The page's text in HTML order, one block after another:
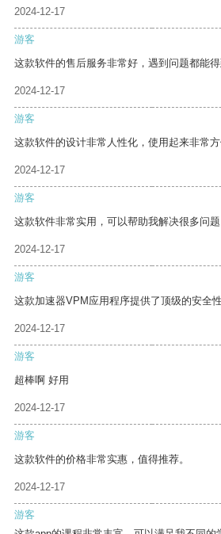
2024-12-17
游客
这款软件的售后服务非常好，遇到问题都能得
2024-12-17
游客
这款软件的设计非常人性化，使用起来非常方
2024-12-17
游客
这款软件非常实用，可以帮助我解决很多问题
2024-12-17
游客
这款加速器VPM应用程序提供了顶级的安全性
2024-12-17
游客
超棒啊 好用
2024-12-17
游客
这款软件的价格非常实惠，值得推荐。
2024-12-17
游客